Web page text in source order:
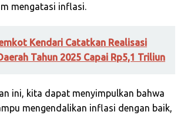
mengatasi inflasi.
Kendari Catatkan Realisasi
Tahun 2025 Capai Rp5,1 Triliun
ini, kita dapat menyimpulkan bahwa
mengendalikan inflasi dengan baik,